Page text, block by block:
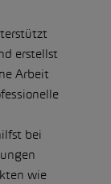
erstellst
Arbeit
bei
wie